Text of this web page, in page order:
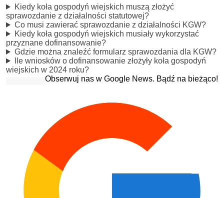
Kiedy koła gospodyń wiejskich muszą złożyć
sprawozdanie z działalności statutowej?
Co musi zawierać sprawozdanie z działalności KGW?
Kiedy koła gospodyń wiejskich musiały wykorzystać
przyznane dofinansowanie?
Gdzie można znaleźć formularz sprawozdania dla KGW?
Ile wniosków o dofinansowanie złożyły koła gospodyń
wiejskich w 2024 roku?
Obserwuj nas w Google News. Bądź na bieżąco!